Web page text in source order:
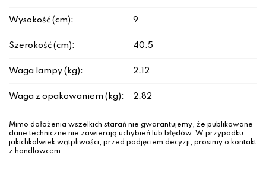
Wysokość (cm): 9
Szerokość (cm): 40.5
Waga lampy (kg): 2.12
Waga z opakowaniem (kg): 2.82
Mimo dołożenia wszelkich starań nie gwarantujemy, że publikowane
dane techniczne nie zawierają uchybień lub błędów. W przypadku
jakichkolwiek wątpliwości, przed podjęciem decyzji, prosimy o kontakt
z handlowcem.